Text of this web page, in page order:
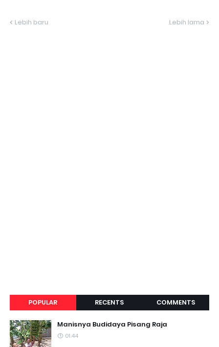
Lebih baru Lebih lama
POPULAR RECENTS COMMENTS
Manisnya Budidaya Pisang Raja
01.44